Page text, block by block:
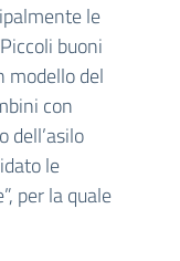
le
buoni
modello del
con
dell’asilo
le
per la quale